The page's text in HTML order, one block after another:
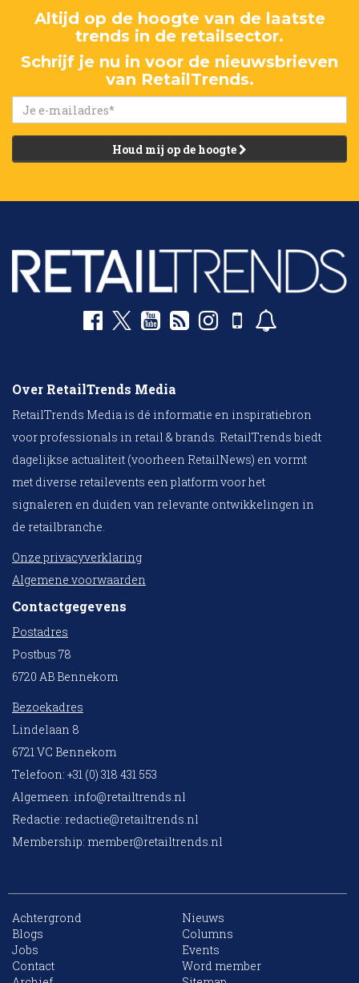
Altijd op de hoogte van de laatste
trends in de retailsector.
Schrijf je nu in voor de nieuwsbrieven
van RetailTrends.
Houd mij op de hoogte
Over RetailTrends Media
RetailTrends Media is dé informatie en inspiratiebron
voor professionals in retail & brands. RetailTrends biedt
dagelijkse actualiteit (voorheen RetailNews) en vormt
met diverse retailevents een platform voor het
signaleren en duiden van relevante ontwikkelingen in
de retailbranche.
Onze privacyverklaring
Algemene voorwaarden
Contactgegevens
Postadres
Postbus 78
6720 AB Bennekom
Bezoekadres
Lindelaan 8
6721 VC Bennekom
Telefoon: +31 (0) 318 431 553
Algemeen: info@retailtrends.nl
Redactie: redactie@retailtrends.nl
Membership: member@retailtrends.nl
Achtergrond
Nieuws
Blogs
Columns
Jobs
Events
Contact
Word member